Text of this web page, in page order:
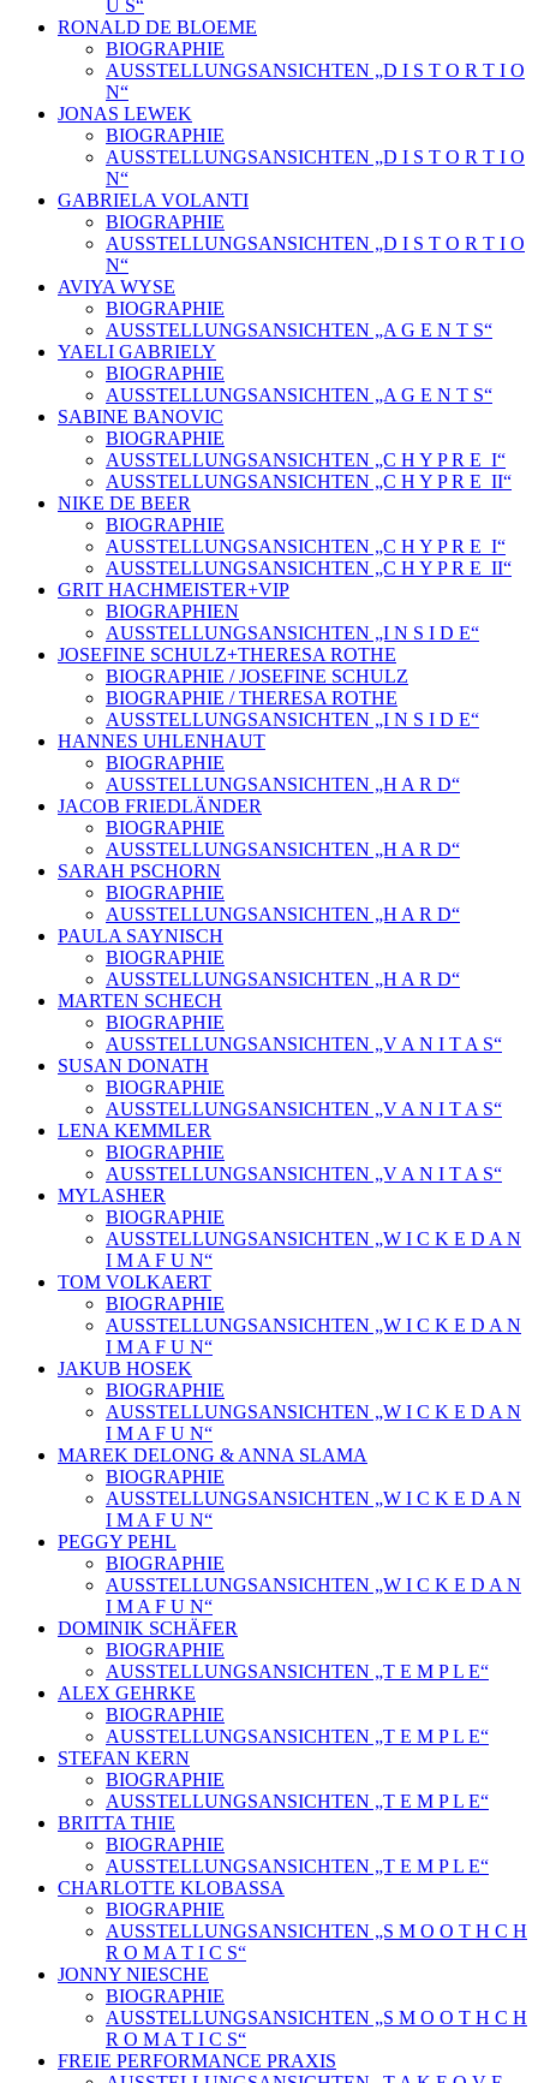
U S“
RONALD DE BLOEME
BIOGRAPHIE
AUSSTELLUNGSANSICHTEN „D I S T O R T I O
N“
JONAS LEWEK
BIOGRAPHIE
AUSSTELLUNGSANSICHTEN „D I S T O R T I O
N“
GABRIELA VOLANTI
BIOGRAPHIE
AUSSTELLUNGSANSICHTEN „D I S T O R T I O
N“
AVIYA WYSE
BIOGRAPHIE
AUSSTELLUNGSANSICHTEN „A G E N T S“
YAELI GABRIELY
BIOGRAPHIE
AUSSTELLUNGSANSICHTEN „A G E N T S“
SABINE BANOVIC
BIOGRAPHIE
AUSSTELLUNGSANSICHTEN „C H Y P R E_I“
AUSSTELLUNGSANSICHTEN „C H Y P R E_II“
NIKE DE BEER
BIOGRAPHIE
AUSSTELLUNGSANSICHTEN „C H Y P R E_I“
AUSSTELLUNGSANSICHTEN „C H Y P R E_II“
GRIT HACHMEISTER+VIP
BIOGRAPHIEN
AUSSTELLUNGSANSICHTEN „I N S I D E“
JOSEFINE SCHULZ+THERESA ROTHE
BIOGRAPHIE / JOSEFINE SCHULZ
BIOGRAPHIE / THERESA ROTHE
AUSSTELLUNGSANSICHTEN „I N S I D E“
HANNES UHLENHAUT
BIOGRAPHIE
AUSSTELLUNGSANSICHTEN „H A R D“
JACOB FRIEDLÄNDER
BIOGRAPHIE
AUSSTELLUNGSANSICHTEN „H A R D“
SARAH PSCHORN
BIOGRAPHIE
AUSSTELLUNGSANSICHTEN „H A R D“
PAULA SAYNISCH
BIOGRAPHIE
AUSSTELLUNGSANSICHTEN „H A R D“
MARTEN SCHECH
BIOGRAPHIE
AUSSTELLUNGSANSICHTEN „V A N I T A S“
SUSAN DONATH
BIOGRAPHIE
AUSSTELLUNGSANSICHTEN „V A N I T A S“
LENA KEMMLER
BIOGRAPHIE
AUSSTELLUNGSANSICHTEN „V A N I T A S“
MYLASHER
BIOGRAPHIE
AUSSTELLUNGSANSICHTEN „W I C K E D A N
I M A F U N“
TOM VOLKAERT
BIOGRAPHIE
AUSSTELLUNGSANSICHTEN „W I C K E D A N
I M A F U N“
JAKUB HOSEK
BIOGRAPHIE
AUSSTELLUNGSANSICHTEN „W I C K E D A N
I M A F U N“
MAREK DELONG & ANNA SLAMA
BIOGRAPHIE
AUSSTELLUNGSANSICHTEN „W I C K E D A N
I M A F U N“
PEGGY PEHL
BIOGRAPHIE
AUSSTELLUNGSANSICHTEN „W I C K E D A N
I M A F U N“
DOMINIK SCHÄFER
BIOGRAPHIE
AUSSTELLUNGSANSICHTEN „T E M P L E“
ALEX GEHRKE
BIOGRAPHIE
AUSSTELLUNGSANSICHTEN „T E M P L E“
STEFAN KERN
BIOGRAPHIE
AUSSTELLUNGSANSICHTEN „T E M P L E“
BRITTA THIE
BIOGRAPHIE
AUSSTELLUNGSANSICHTEN „T E M P L E“
CHARLOTTE KLOBASSA
BIOGRAPHIE
AUSSTELLUNGSANSICHTEN „S M O O T H C H
R O M A T I C S“
JONNY NIESCHE
BIOGRAPHIE
AUSSTELLUNGSANSICHTEN „S M O O T H C H
R O M A T I C S“
FREIE PERFORMANCE PRAXIS